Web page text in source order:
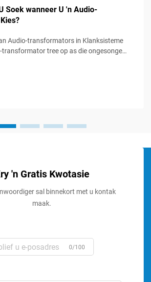
Soek wanneer U 'n Audio-
Audio-transformators in Klanksisteme
transformator tree op as die ongesonge
'n Gratis Kwotasie
sal binnekort met u kontak
maak.
0/100